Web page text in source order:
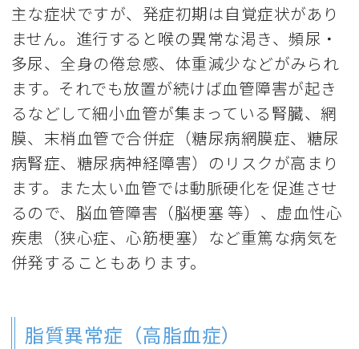
主な症状ですが、発症初期は自覚症状があり
ません。進行すると喉の異常な渇き、頻尿・
多尿、全身の倦怠感、体重減少などがみられ
ます。それでも放置が続けば血管障害が起き
るなどして細小血管が集まっている腎臓、網
膜、末梢血管で合併症（糖尿病網膜症、糖尿
病腎症、糖尿病神経障害）のリスクが高まり
ます。また太い血管では動脈硬化を促進させ
るので、脳血管障害（脳梗塞 等）、虚血性心
疾患（狭心症、心筋梗塞）など重篤な病気を
併発することもあります。
脂質異常症（高脂血症）